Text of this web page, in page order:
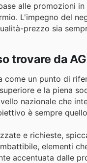
alle promozioni
L'impegno del
prezzo sia
trovare da
come un punto di
e la piena
nazionale che
è sempre
e richieste,
elementi
accentuata dalle